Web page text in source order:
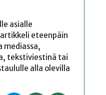
asialle
eteenpäin
mediassa,
tekstiviestinä tai
alla olevilla